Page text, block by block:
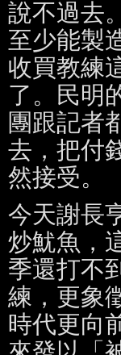
說不過去
至少能製
收買教練
了。民明
團跟記者
去，把付
然接受。
今天謝長
炒魷魚，
季還打不
練，更象
時代更向